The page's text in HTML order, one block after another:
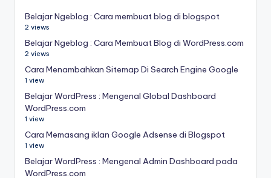
Belajar Ngeblog : Cara membuat blog di blogspot
2 views
Belajar Ngeblog : Cara Membuat Blog di WordPress.com
2 views
Cara Menambahkan Sitemap Di Search Engine Google
1 view
Belajar WordPress : Mengenal Global Dashboard
WordPress.com
1 view
Cara Memasang iklan Google Adsense di Blogspot
1 view
Belajar WordPress : Mengenal Admin Dashboard pada
WordPress.com